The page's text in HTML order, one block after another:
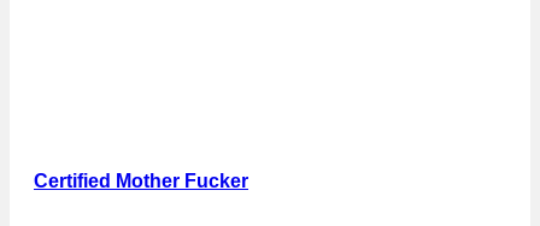
Certified Mother Fucker